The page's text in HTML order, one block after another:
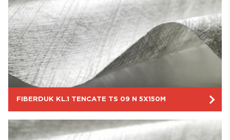
Bjønndalen Bruk - Nittedal
Dal Pukkverk
Feiring Bruk - Lørenskog
Hadeland Pukkverk - Stryken
Heier Pukkverk - Enebakk
Hobøl Massemottak
Stange (forhandler)
Trondheim (forhandler)
Ålesund (forhandler)
FIBERDUK KL.1 TENCATE TS 09 N 5X150M